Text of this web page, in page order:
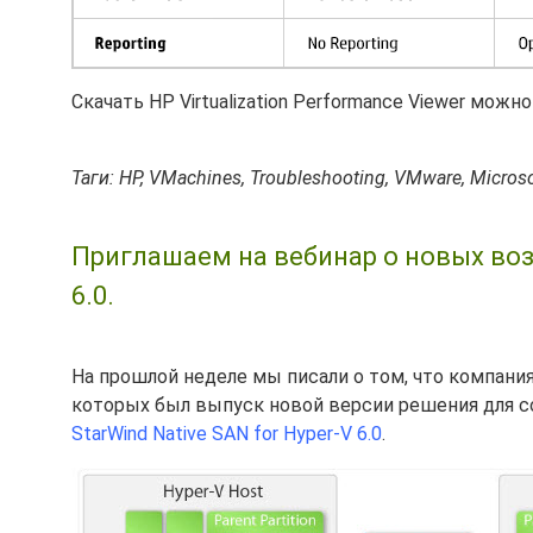
Скачать HP Virtualization Performance Viewer
Таги: HP, VMachines, Troubleshooting, VMware,
Приглашаем на вебинар о новых
6.0.
На прошлой неделе мы писали о том, что
которых был выпуск новой версии решения для
StarWind Native SAN for Hyper-V 6.0.